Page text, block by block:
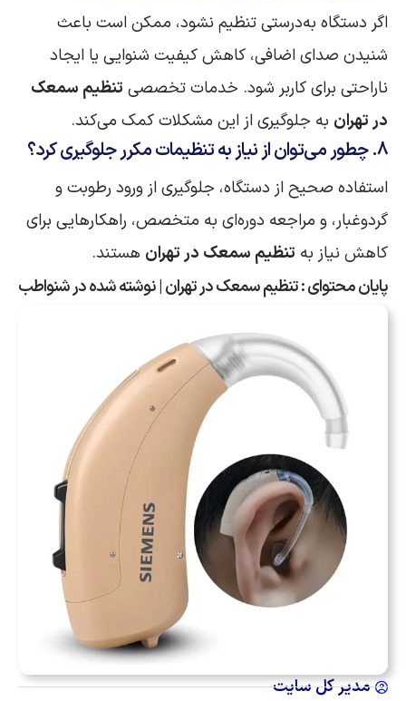
اگر دستگاه به‌درستی تنظیم نشود، ممکن است باعث
شنیدن صدای اضافی، کاهش کیفیت شنوایی یا ایجاد
ناراحتی برای کاربر شود. خدمات تخصصی تنظیم سمعک
در تهران به جلوگیری از این مشکلات کمک می‌کند.
8. چطور می‌توان از نیاز به تنظیمات مکرر جلوگیری کرد؟
استفاده صحیح از دستگاه، جلوگیری از ورود رطوبت و
گردوغبار، و مراجعه دوره‌ای به متخصص، راهکارهایی برای
کاهش نیاز به تنظیم سمعک در تهران هستند.
پایان محتوای : تنظیم سمعک در تهران | نوشته شده در شنواطب
مدیر کل سایت